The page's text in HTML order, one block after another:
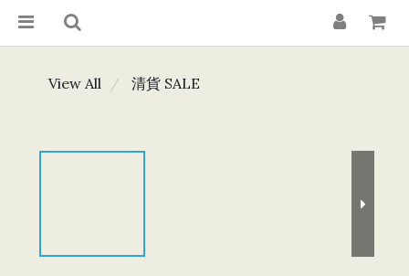
View All 清貨 SALE